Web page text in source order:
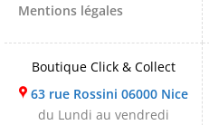
Mentions légales
Boutique Click & Collect
63 rue Rossini 06000 Nice
du Lundi au vendredi